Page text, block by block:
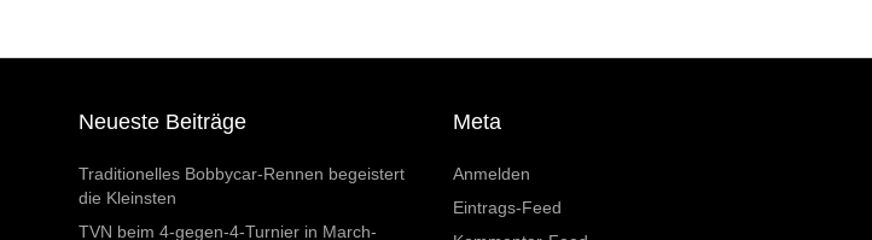
Neueste Beiträge
Traditionelles Bobbycar-Rennen begeistert
die Kleinsten
TVN beim 4-gegen-4-Turnier in March-
Meta
Anmelden
Eintrags-Feed